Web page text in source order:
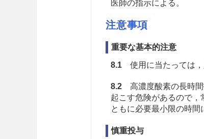
医師の指示による。
注意事項
重要な基本的注意
8.1使用に当たっては，
8.2高濃度酸素の長時間
起こす危険があるので，
ともに必要最小限の時間
慎重投与